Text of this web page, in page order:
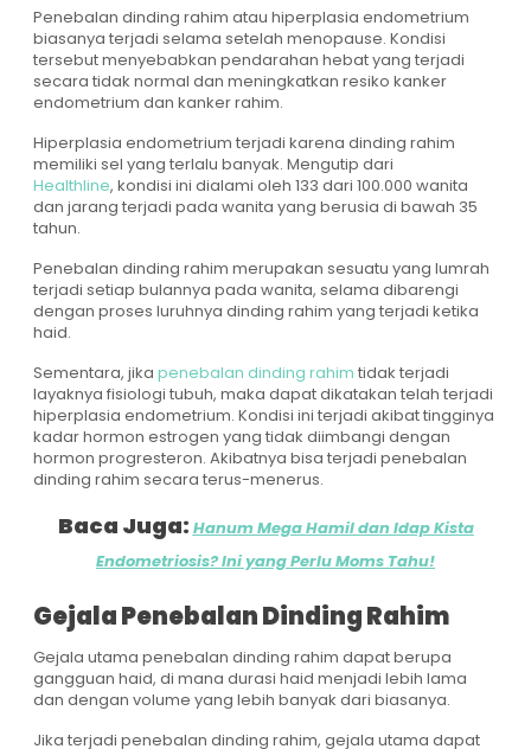
Penebalan dinding rahim atau hiperplasia endometrium
biasanya terjadi selama setelah menopause. Kondisi
tersebut menyebabkan pendarahan hebat yang terjadi
secara tidak normal dan meningkatkan resiko kanker
endometrium dan kanker rahim.
Hiperplasia endometrium terjadi karena dinding rahim
memiliki sel yang terlalu banyak. Mengutip dari
Healthline, kondisi ini dialami oleh 133 dari 100.000 wanita
dan jarang terjadi pada wanita yang berusia di bawah 35
tahun.
Penebalan dinding rahim merupakan sesuatu yang lumrah
terjadi setiap bulannya pada wanita, selama dibarengi
dengan proses luruhnya dinding rahim yang terjadi ketika
haid.
Sementara, jika penebalan dinding rahim tidak terjadi
layaknya fisiologi tubuh, maka dapat dikatakan telah terjadi
hiperplasia endometrium. Kondisi ini terjadi akibat tingginya
kadar hormon estrogen yang tidak diimbangi dengan
hormon progresteron. Akibatnya bisa terjadi penebalan
dinding rahim secara terus-menerus.
Baca Juga: Hanum Mega Hamil dan Idap Kista
Endometriosis? Ini yang Perlu Moms Tahu!
Gejala Penebalan Dinding Rahim
Gejala utama penebalan dinding rahim dapat berupa
gangguan haid, di mana durasi haid menjadi lebih lama
dan dengan volume yang lebih banyak dari biasanya.
Jika terjadi penebalan dinding rahim, gejala utama dapat